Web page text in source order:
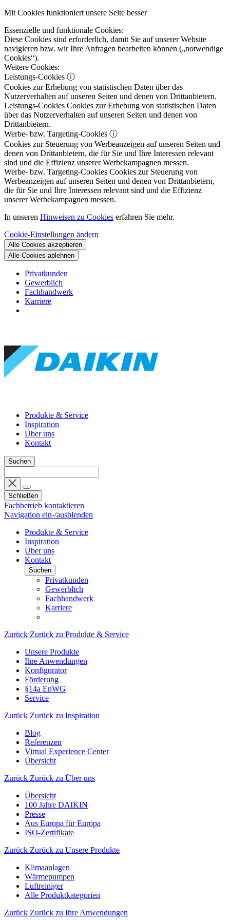
Mit Cookies funktioniert unsere Seite besser
Essenzielle und funktionale Cookies:
Diese Cookies sind erforderlich, damit Sie auf unserer Website
navigieren bzw. wir Ihre Anfragen bearbeiten können („notwendige
Cookies“).
Weitere Cookies:
Leistungs-Cookies ⓘ
Cookies zur Erhebung von statistischen Daten über das
Nutzerverhalten auf unseren Seiten und denen von Drittanbietern.
Leistungs-Cookies Cookies zur Erhebung von statistischen Daten
über das Nutzerverhalten auf unseren Seiten und denen von
Drittanbietern.
Werbe- bzw. Targeting-Cookies ⓘ
Cookies zur Steuerung von Werbeanzeigen auf unseren Seiten und
denen von Drittanbietern, die für Sie und Ihre Interessen relevant
sind und die Effizienz unserer Werbekampagnen messen.
Werbe- bzw. Targeting-Cookies Cookies zur Steuerung von
Werbeanzeigen auf unseren Seiten und denen von Drittanbietern,
die für Sie und Ihre Interessen relevant sind und die Effizienz
unserer Werbekampagnen messen.
In unseren Hinweisen zu Cookies erfahren Sie mehr.
Cookie-Einstellungen ändern
Alle Cookies akzeptieren
Alle Cookies ablehnen
Privatkunden
Gewerblich
Fachhandwerk
Karriere
Produkte & Service
Inspiration
Über uns
Kontakt
Suchen
Schließen
Fachbetrieb kontaktieren
Navigation ein-/ausblenden
Produkte & Service
Inspiration
Über uns
Kontakt
Suchen
Privatkunden
Gewerblich
Fachhandwerk
Karriere
Zurück Zurück zu Produkte & Service
Unsere Produkte
Ihre Anwendungen
Konfigurator
Förderung
§14a EnWG
Service
Zurück Zurück zu Inspiration
Blog
Referenzen
Virtual Experience Center
Übersicht
Zurück Zurück zu Über uns
Übersicht
100 Jahre DAIKIN
Presse
Aus Europa für Europa
ISO-Zertifikate
Zurück Zurück zu Unsere Produkte
Klimaanlagen
Wärmepumpen
Luftreiniger
Alle Produktkategorien
Zurück Zurück zu Ihre Anwendungen